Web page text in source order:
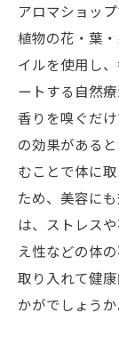
アロマショッ
植物の花・葉
イルを使用し
ートする自然
香りを嗅ぐだ
の効果がある
むことで体に
ため、美容に
は、ストレス
え性などの体
取り入れて健
かがでしょうか